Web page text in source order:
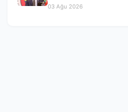
03 Ağu 2026